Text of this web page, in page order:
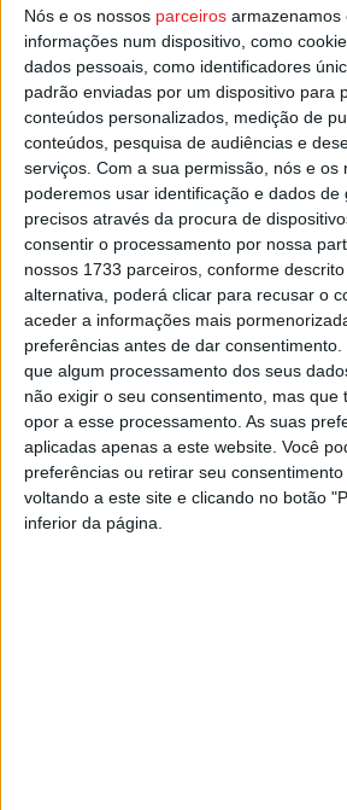
Nós e os nossos parceiros armazenamos
informações num dispositivo, como
dados pessoais, como identificadores
padrão enviadas por um dispositivo para
conteúdos personalizados, medição de
conteúdos, pesquisa de audiências e
serviços. Com a sua permissão, nós e os
poderemos usar identificação e dados de
precisos através da procura de
consentir o processamento por nossa
nossos 1733 parceiros, conforme
alternativa, poderá clicar para recusar o
aceder a informações mais
preferências antes de dar consentimento.
que algum processamento dos seus
não exigir o seu consentimento, mas que
opor a esse processamento. As suas
aplicadas apenas a este website. Você
preferências ou retirar seu
voltando a este site e clicando no botão
inferior da página.
que Marco Meneses havia
semanas em Sheffield, durante as
natação.
Esta e outras notícias para ouvir na
FM ou emwww.968.fm.
Pub
TAGS Castro Daire Marco Meneses
Recorde do Mundo